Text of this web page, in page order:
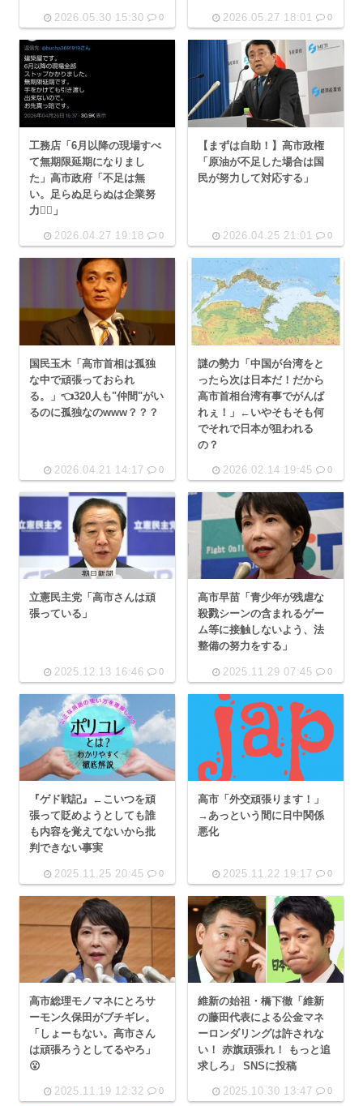
2026.05.30 15:30 0 2026.05.27 18:01 0
工務店「6月以降の現場すべ
て無期限延期になりまし
た」高市政府「不足は無
い。足らぬ足らぬは企業努
力😮‍💨」
2026.04.27 19:18 0
【まずは自助！】高市政権
「原油が不足した場合は国
民が努力して対応する」
2026.04.25 21:01 0
国民玉木「高市首相は孤独
な中で頑張っておられ
る。」👈320人も"仲間"がい
るのに孤独なのwww？？？
2026.04.21 14:17 0
謎の勢力「中国が台湾をと
ったら次は日本だ！だから
高市首相台湾有事でがんば
れぇ！」←いやそもそも何
でそれで日本が狙われる
の？
2026.02.14 19:45 0
立憲民主党「高市さんは頑
張っている」
2025.12.13 16:46 0
高市早苗「青少年が残虐な
殺戮シーンの含まれるゲー
ム等に接触しないよう、法
整備の努力をする」
2025.11.29 07:45 0
『ゲド戦記』←こいつを頑
張って貶めようとしても誰
も内容を覚えてないから批
判できない事実
2025.11.25 20:45 0
高市「外交頑張ります！」
→あっという間に日中関係
悪化
2025.11.22 19:17 0
高市総理モノマネにとろサ
ーモン久保田がブチギレ。
「しょーもない。高市さん
は頑張ろうとしてるやろ」
😮
2025.11.19 12:32 0
維新の始祖・橋下徹「維新
の藤田代表による公金マネ
ーロンダリングは許されな
い！ 赤旗頑張れ！ もっと追
求しろ」 SNSに投稿
2025.10.30 13:47 0